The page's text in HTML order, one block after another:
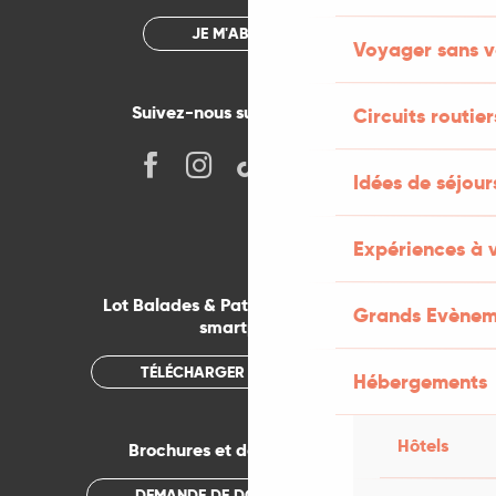
Voyager sans
Circuits
Idées de
Expériences à
Grands
Hébergements
Hôtels
JE M'ABONNE
Suivez-nous sur les réseaux !
Lot Balades & Patrimoines sur votre
smartphone
TÉLÉCHARGER L'APPLICATION
Brochures et documentations